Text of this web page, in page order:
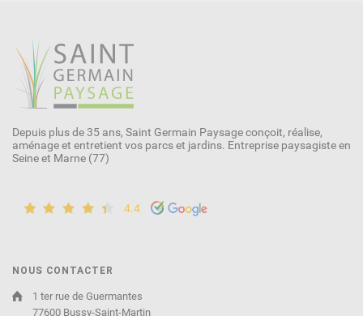
Depuis plus de 35 ans, Saint Germain Paysage conçoit, réalise,
aménage et entretient vos parcs et jardins. Entreprise paysagiste en
Seine et Marne (77)
4.4
NOUS CONTACTER
1 ter rue de Guermantes
77600 Bussy-Saint-Martin